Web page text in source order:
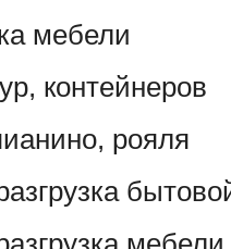
мебели
контейнеров
рояля